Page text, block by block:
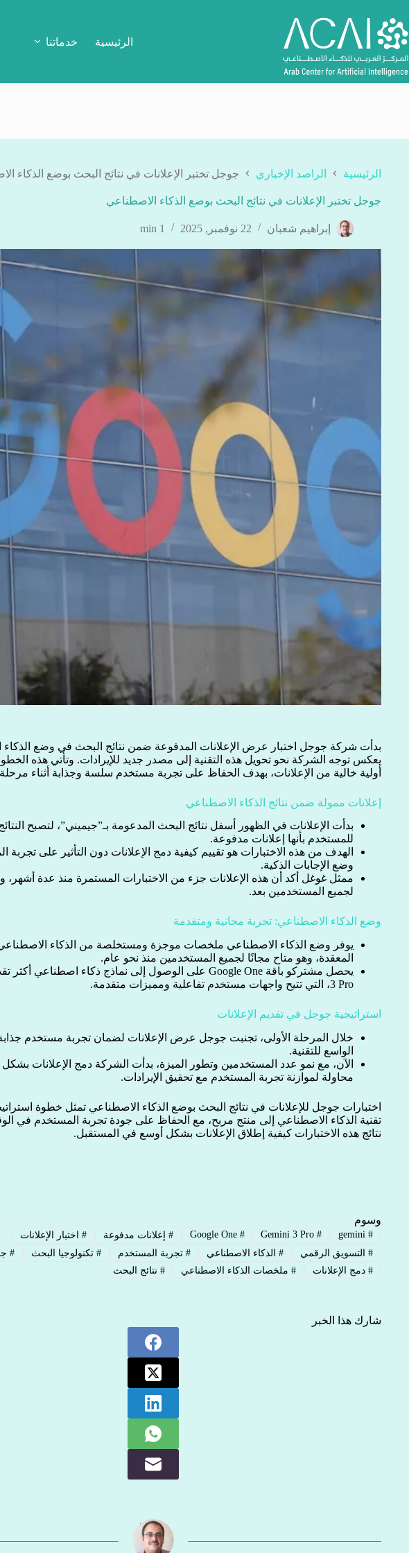
إلى
المحتوى
الرئيسية خدماتنا
الرئيسية الراصد الإخباري جوجل تختبر الإعلانات في نتائج البحث بوضع الذكاء
جوجل تختبر الإعلانات في نتائج البحث بوضع الذكاء الاصطناعي
إبراهيم شعبان 22 نوفمبر, 2025 1 min
بدأت شركة جوجل اختبار عرض الإعلانات المدفوعة ضمن نتائج البحث في وضع الذكاء
يعكس توجه الشركة نحو تحويل هذه التقنية إلى مصدر جديد للإيرادات. وتأتي هذه
أولية خالية من الإعلانات، بهدف الحفاظ على تجربة مستخدم سلسة وجذابة أثناء مرحلة
إعلانات ممولة ضمن نتائج الذكاء الاصطناعي
بدأت الإعلانات في الظهور أسفل نتائج البحث المدعومة بـ”جيميني”، لتصبح
للمستخدم بأنها إعلانات مدفوعة.
الهدف من هذه الاختبارات هو تقييم كيفية دمج الإعلانات دون التأثير على
وضع الإجابات الذكية.
ممثل غوغل أكد أن هذه الإعلانات جزء من الاختبارات المستمرة منذ عدة أشهر،
لجميع المستخدمين بعد.
وضع الذكاء الاصطناعي: تجربة مجانية ومتقدمة
يوفر وضع الذكاء الاصطناعي ملخصات موجزة ومستخلصة من الذكاء
المعقدة، وهو متاح مجانًا لجميع المستخدمين منذ نحو عام.
3 Pro، التي تتيح واجهات مستخدم تفاعلية ومميزات متقدمة.
استراتيجية جوجل في تقديم الإعلانات
خلال المرحلة الأولى، تجنبت جوجل عرض الإعلانات لضمان تجربة مستخدم
الواسع للتقنية.
الآن، مع نمو عدد المستخدمين وتطور الميزة، بدأت الشركة دمج الإعلانات
محاولة لموازنة تجربة المستخدم مع تحقيق الإيرادات.
اختبارات جوجل للإعلانات في نتائج البحث بوضع الذكاء الاصطناعي تمثل خطوة
تقنية الذكاء الاصطناعي إلى منتج مربح، مع الحفاظ على جودة تجربة المستخدم في
نتائج هذه الاختبارات كيفية إطلاق الإعلانات بشكل أوسع في المستقبل.
وسوم
#
gemini
#
Gemini 3 Pro
#
Google One
# إعلانات مدفوعة # اختبار الإعلانات
#التسويق الرقمي #الذكاء الاصطناعي # تجربة المستخدم # تكنولوجيا البحث #
#دمج الإعلانات #ملخصات الذكاء الاصطناعي # نتائج البحث
شارك هذا الخبر